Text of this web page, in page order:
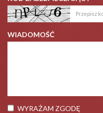
WIADOMOŚĆ
WYRAŻAM ZGODĘ